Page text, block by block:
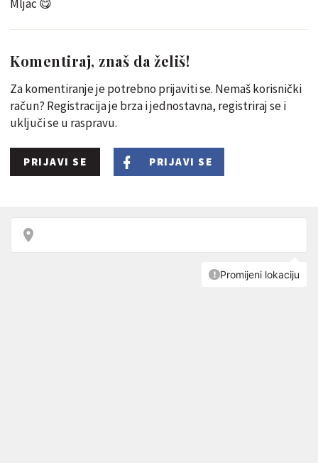
Mljac 😋
Komentiraj, znaš da želiš!
Za komentiranje je potrebno prijaviti se. Nemaš korisnički
račun? Registracija je brza i jednostavna, registriraj se i
uključi se u raspravu.
PRIJAVI SE PRIJAVI SE